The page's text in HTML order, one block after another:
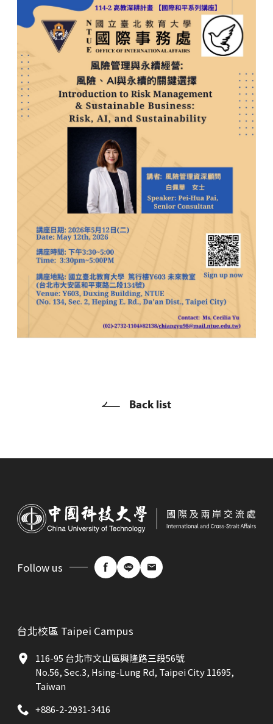
Back list
Follow us
台北校區 Taipei Campus
116-95 台北市文山區興隆路三段56號
No.56, Sec.3, Hsing-Lung Rd, Taipei City 11695,
Taiwan
+886-2-2931-3416